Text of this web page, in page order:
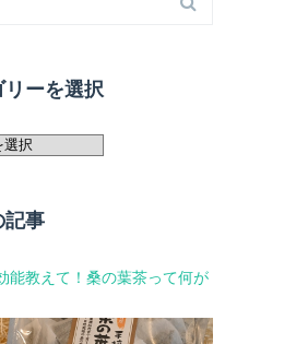
リーを選択
記事
能教えて！桑の葉茶って何が